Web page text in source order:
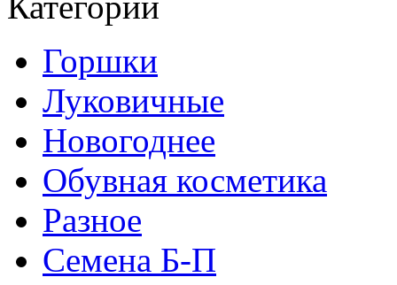
Горшки
Луковичные
Новогоднее
Обувная косметика
Разное
Семена Б-П